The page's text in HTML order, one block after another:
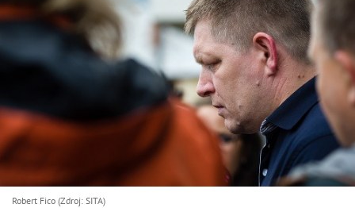
Robert Fico (Zdroj: SITA)